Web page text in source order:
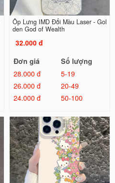
Ốp Lưng IMD Đổi Màu Laser - Gol
den God of Wealth
32.000 đ
Đơn giá
Số lượng
28.000 đ
5-19
26.000 đ
20-49
24.000 đ
50-100